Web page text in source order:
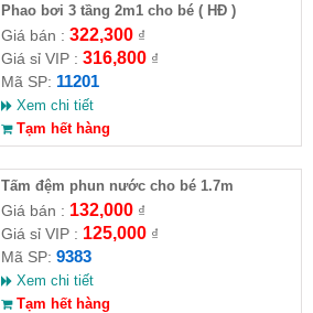
Phao bơi 3 tầng 2m1 cho bé ( HĐ )
Giá bán : 322,300₫
Giá sỉ VIP : 316,800₫
Mã SP: 11201
Xem chi tiết
Tạm hết hàng
Tấm đệm phun nước cho bé 1.7m
Giá bán : 132,000₫
Giá sỉ VIP : 125,000₫
Mã SP: 9383
Xem chi tiết
Tạm hết hàng